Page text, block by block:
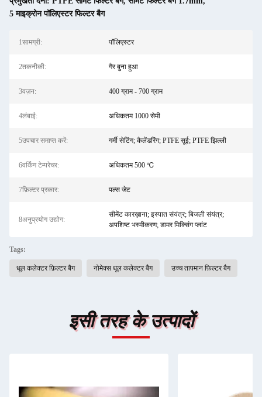
5 माइक्रोन पॉलिएस्टर फिल्टर बैग
1सामग्री: पॉलिएस्टर
2तकनीकी: गैर बुना हुआ
3वज़न: 400 ग्राम - 700 ग्राम
4लंबाई: अधिकतम 1000 सेमी
5उपचार समाप्त करें: गर्मी सेटिंग; कैलेंडरिंग; PTFE सूई; PTFE झिल्ली
6वर्किंग टेम्परेचर: अधिकतम 500 ℃
7फ़िल्टर प्रकार: पल्स जेट
8अनुप्रयोग उद्योग:
सीमेंट कारख़ाना; इस्पात संयंत्र; बिजली संयंत्र;
अपशिष्ट भस्मीकरण; डामर मिक्सिंग प्लांट
Tags:
धूल कलेक्टर फ़िल्टर बैग नोमेक्स धूल कलेक्टर बैग उच्च तापमान फ़िल्टर बैग
इसी तरह के उत्पादों